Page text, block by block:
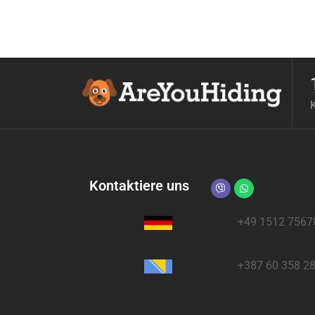
Kontaktiere uns
+49 1512
+387 60 358